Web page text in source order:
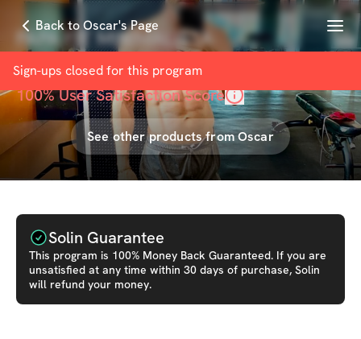
Back to Oscar's Page Menu
Sign-ups closed for this program
PAPA FIT MINIMALISTA
withOscar Kanchi | Coach Fitness
100% User Satisfaction Score
See other products fromOscar
Solin Guarantee
This program is 100% Money Back Guaranteed. If you are
unsatisfied at any time within 30 days of purchase, Solin
will refund your money.